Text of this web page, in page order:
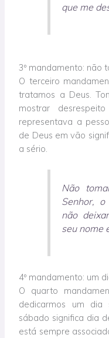
que me
3º mandamento: não
O terceiro
tratamos a Deus.
mostrar
representava a
de Deus em vão
a sério.
Não
Senhor,
não
seu nome
4º mandamento: um
O quarto
dedicarmos um dia
sábado significa dia
está sempre